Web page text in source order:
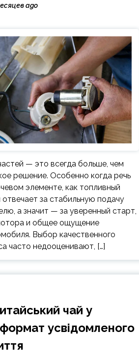
ago
— это всегда больше, чем
решение. Особенно когда речь
элементе, как топливный
за стабильную подачу
а значит — за уверенный старт,
и общее ощущение
Выбор качественного
часто недооценивают, […]
чай у
формат усвідомленого